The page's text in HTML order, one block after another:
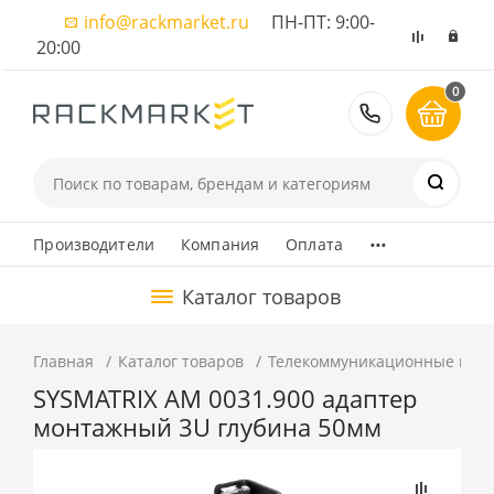
info@rackmarket.ru ПН-ПТ: 9:00-
20:00
8 (495)
0
Производители Компания Оплата ...
Каталог товаров
Главная Каталог товаров Телекоммуникационные
SYSMATRIX AM 0031.900 адаптер
монтажный 3U глубина 50мм